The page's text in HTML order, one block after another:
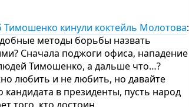
Тимошенко кинули коктейль Молотова:
методы борьбы назвать
Сначала поджоги офиса, нападение
Тимошенко, а дальше что…?
любить и не любить, но давайте
кандидата в президенты, пусть народ